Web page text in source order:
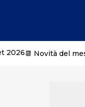
2026📆 Novità del